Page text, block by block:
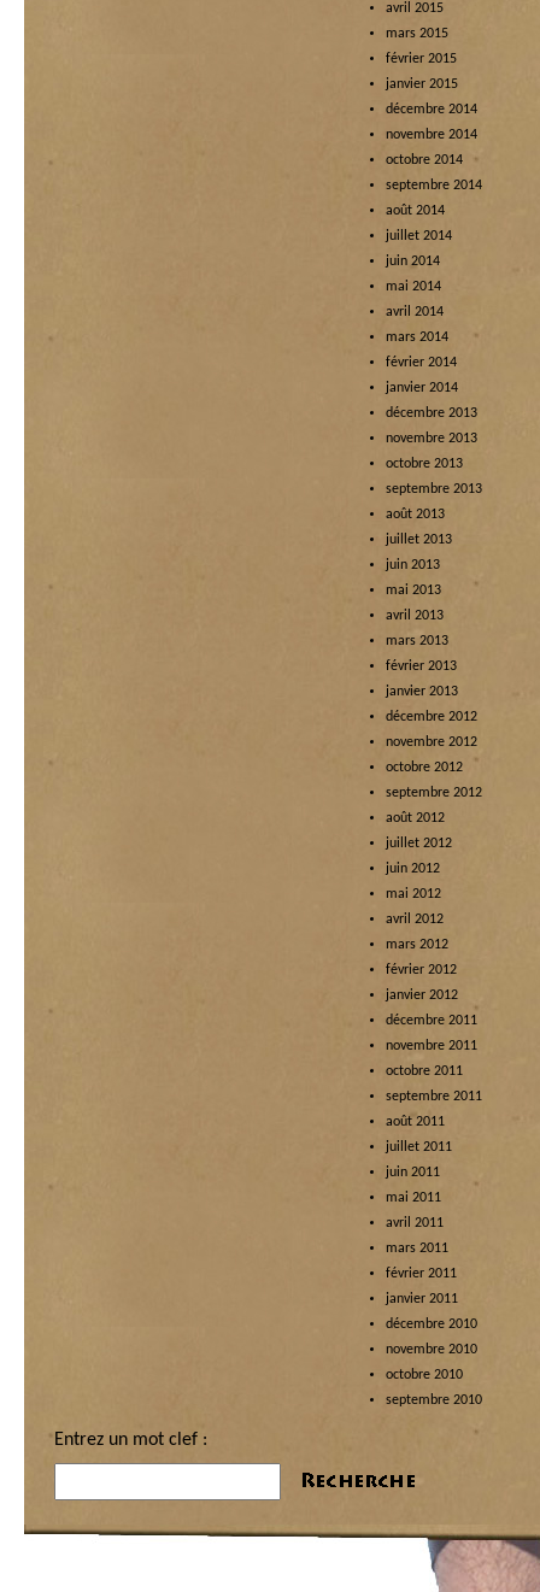
avril 2015
mars 2015
février 2015
janvier 2015
décembre 2014
novembre 2014
octobre 2014
septembre 2014
août 2014
juillet 2014
juin 2014
mai 2014
avril 2014
mars 2014
février 2014
janvier 2014
décembre 2013
novembre 2013
octobre 2013
septembre 2013
août 2013
juillet 2013
juin 2013
mai 2013
avril 2013
mars 2013
février 2013
janvier 2013
décembre 2012
novembre 2012
octobre 2012
septembre 2012
août 2012
juillet 2012
juin 2012
mai 2012
avril 2012
mars 2012
février 2012
janvier 2012
décembre 2011
novembre 2011
octobre 2011
septembre 2011
août 2011
juillet 2011
juin 2011
mai 2011
avril 2011
mars 2011
février 2011
janvier 2011
décembre 2010
novembre 2010
octobre 2010
septembre 2010
Entrez un mot clef :